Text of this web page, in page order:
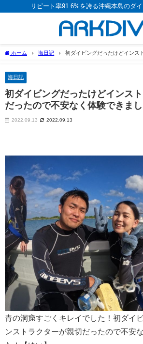
リピート率91.6%を誇る沖縄本島のダ
ホーム 海日記
初ダイビングだったけどインス
海日記
初ダイビングだったけどインス
だったので不安なく体験できまし
2022.09.13 2022.09.13
青の洞窟すごくキレイでした！初ダイ
ンストラクターが親切だったので不安